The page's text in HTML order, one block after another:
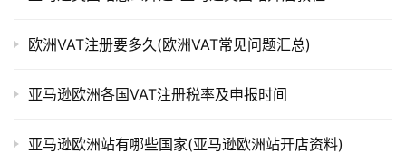
欧洲VAT注册要多久(欧洲VAT常见问题汇总)
亚马逊欧洲各国VAT注册税率及申报时间
亚马逊欧洲站有哪些国家(亚马逊欧洲站开店资料)